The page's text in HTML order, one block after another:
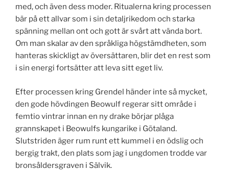
med, och även dess moder. Ritualerna kring processen
bär på ett allvar som i sin detaljrikedom och starka
spänning mellan ont och gott är svårt att vända bort.
Om man skalar av den språkliga högstämdheten, som
hanteras skickligt av översättaren, blir det en rest som
i sin energi fortsätter att leva sitt eget liv.
Efter processen kring Grendel händer inte så mycket,
den gode hövdingen Beowulf regerar sitt område i
femtio vintrar innan en ny drake börjar plåga
grannskapet i Beowulfs kungarike i Götaland.
Slutstriden äger rum runt ett kummel i en ödslig och
bergig trakt, den plats som jag i ungdomen trodde var
bronsåldersgraven i Sälvik.